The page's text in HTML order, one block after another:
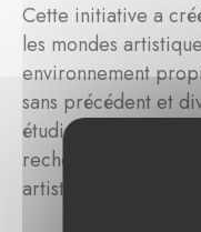
Cette initiative a
les mondes
environnement
sans précédent et
étudiants et les
recherche
artistique.